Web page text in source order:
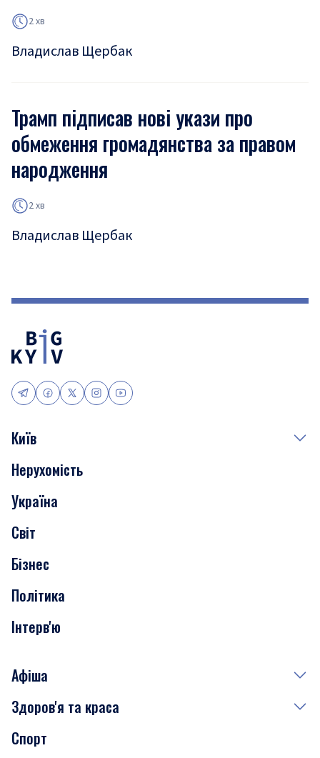
2 хв
Владислав Щербак
Трамп підписав нові укази про
обмеження громадянства за правом
народження
2 хв
Владислав Щербак
Київ
Події
Скандали
Нерухомість
Транспорт
Нерухомість
Україна
Світ
Бізнес
Політика
Інтерв'ю
Афіша
Сьогодні
Завтра
Здоров'я та краса
Медицина
Спорт